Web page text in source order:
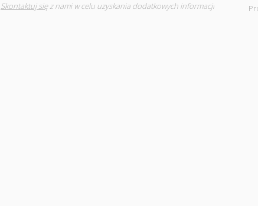
Skontaktuj sięz nami w celu uzyskania dodatkowych informacji